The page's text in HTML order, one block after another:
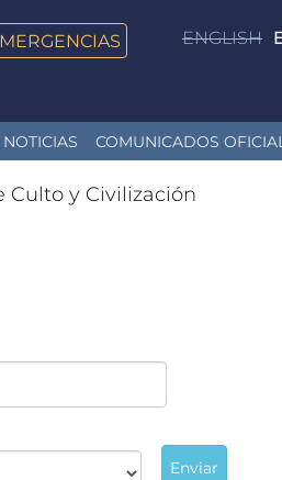
ENGLISH
NOTICIAS COMUNICADOS
Culto y Civilización
Enviar